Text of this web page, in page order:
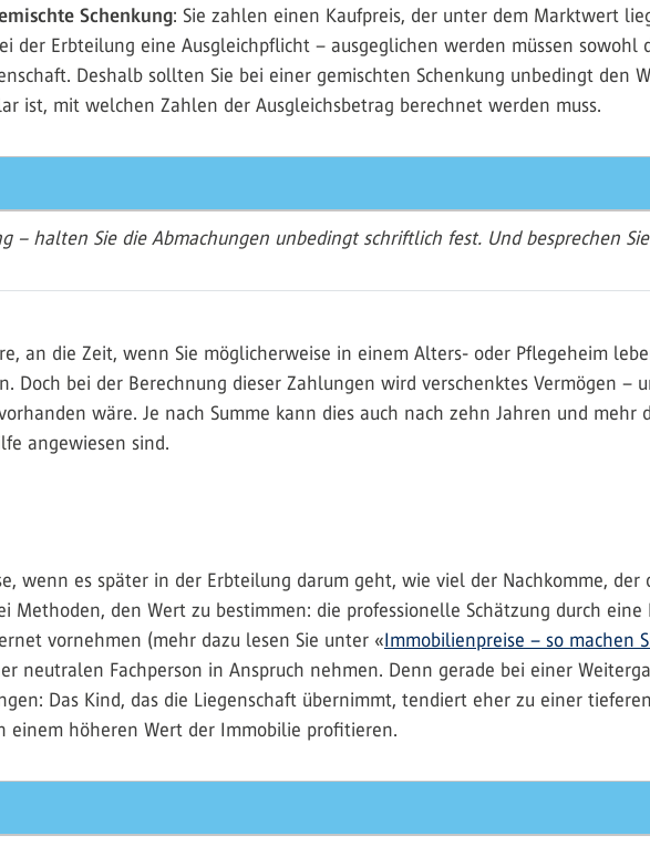
Schenkung: Sie zahlen einen Kaufpreis, der unter dem Marktwert
der Erbteilung eine Ausgleichpflicht – ausgeglichen werden müssen sowohl
Deshalb sollten Sie bei einer gemischten Schenkung unbedingt den
ist, mit welchen Zahlen der Ausgleichsbetrag berechnet werden muss.
– halten Sie die Abmachungen unbedingt schriftlich fest. Und besprechen
an die Zeit, wenn Sie möglicherweise in einem Alters- oder Pflegeheim
Doch bei der Berechnung dieser Zahlungen wird verschenktes Vermögen –
wäre. Je nach Summe kann dies auch nach zehn Jahren und mehr
angewiesen sind.
wenn es später in der Erbteilung darum geht, wie viel der Nachkomme, der
Methoden, den Wert zu bestimmen: die professionelle Schätzung durch
vornehmen (mehr dazu lesen Sie unter «Immobilienpreise – so machen
neutralen Fachperson in Anspruch nehmen. Denn gerade bei einer
Das Kind, das die Liegenschaft übernimmt, tendiert eher zu einer
einem höheren Wert der Immobilie profitieren.